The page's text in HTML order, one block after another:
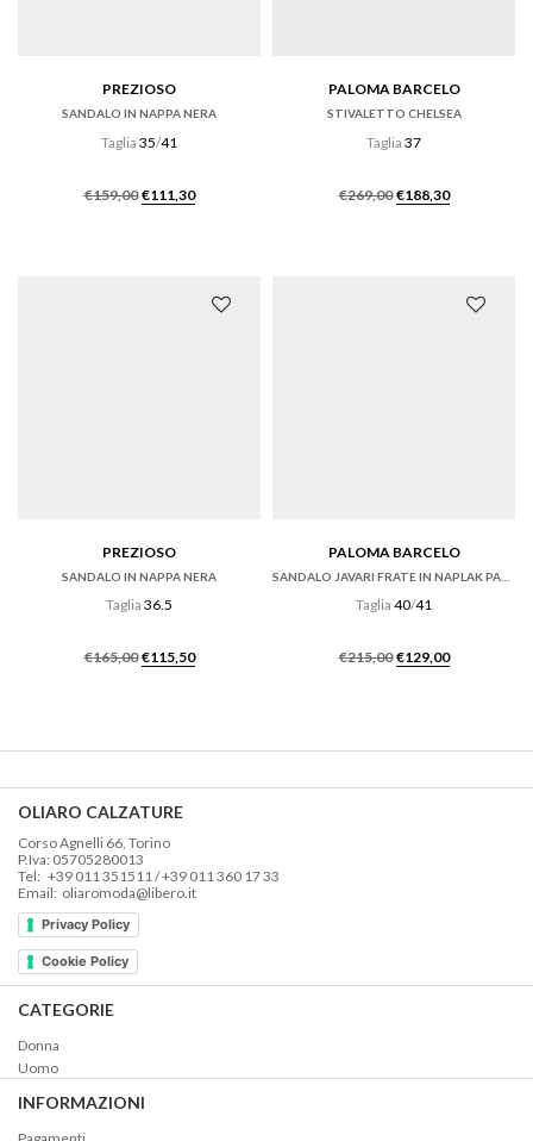
PREZIOSO
SANDALO IN NAPPA NERA
Taglia 35/41
€159,00 Il
€111,30Il
PALOMA BARCELO
STIVALETTO CHELSEA
Taglia 37
€269,00 Il
€188,30Il
PREZIOSO
SANDALO IN NAPPA NERA
Taglia 36.5
€165,00 Il
€165,00.
€115,50Il
€115,50.
PALOMA BARCELO
Taglia 40/41
€215,00 Il
€215,00.
€129,00Il
€129,00.
OLIARO CALZATURE
Corso Agnelli 66, Torino
P.Iva: 05705280013
Tel: +39 011 351511 / +39 011 360 17 33
Email: oliaromoda@libero.it
Privacy Policy
Cookie Policy
CATEGORIE
Donna
Uomo
INFORMAZIONI